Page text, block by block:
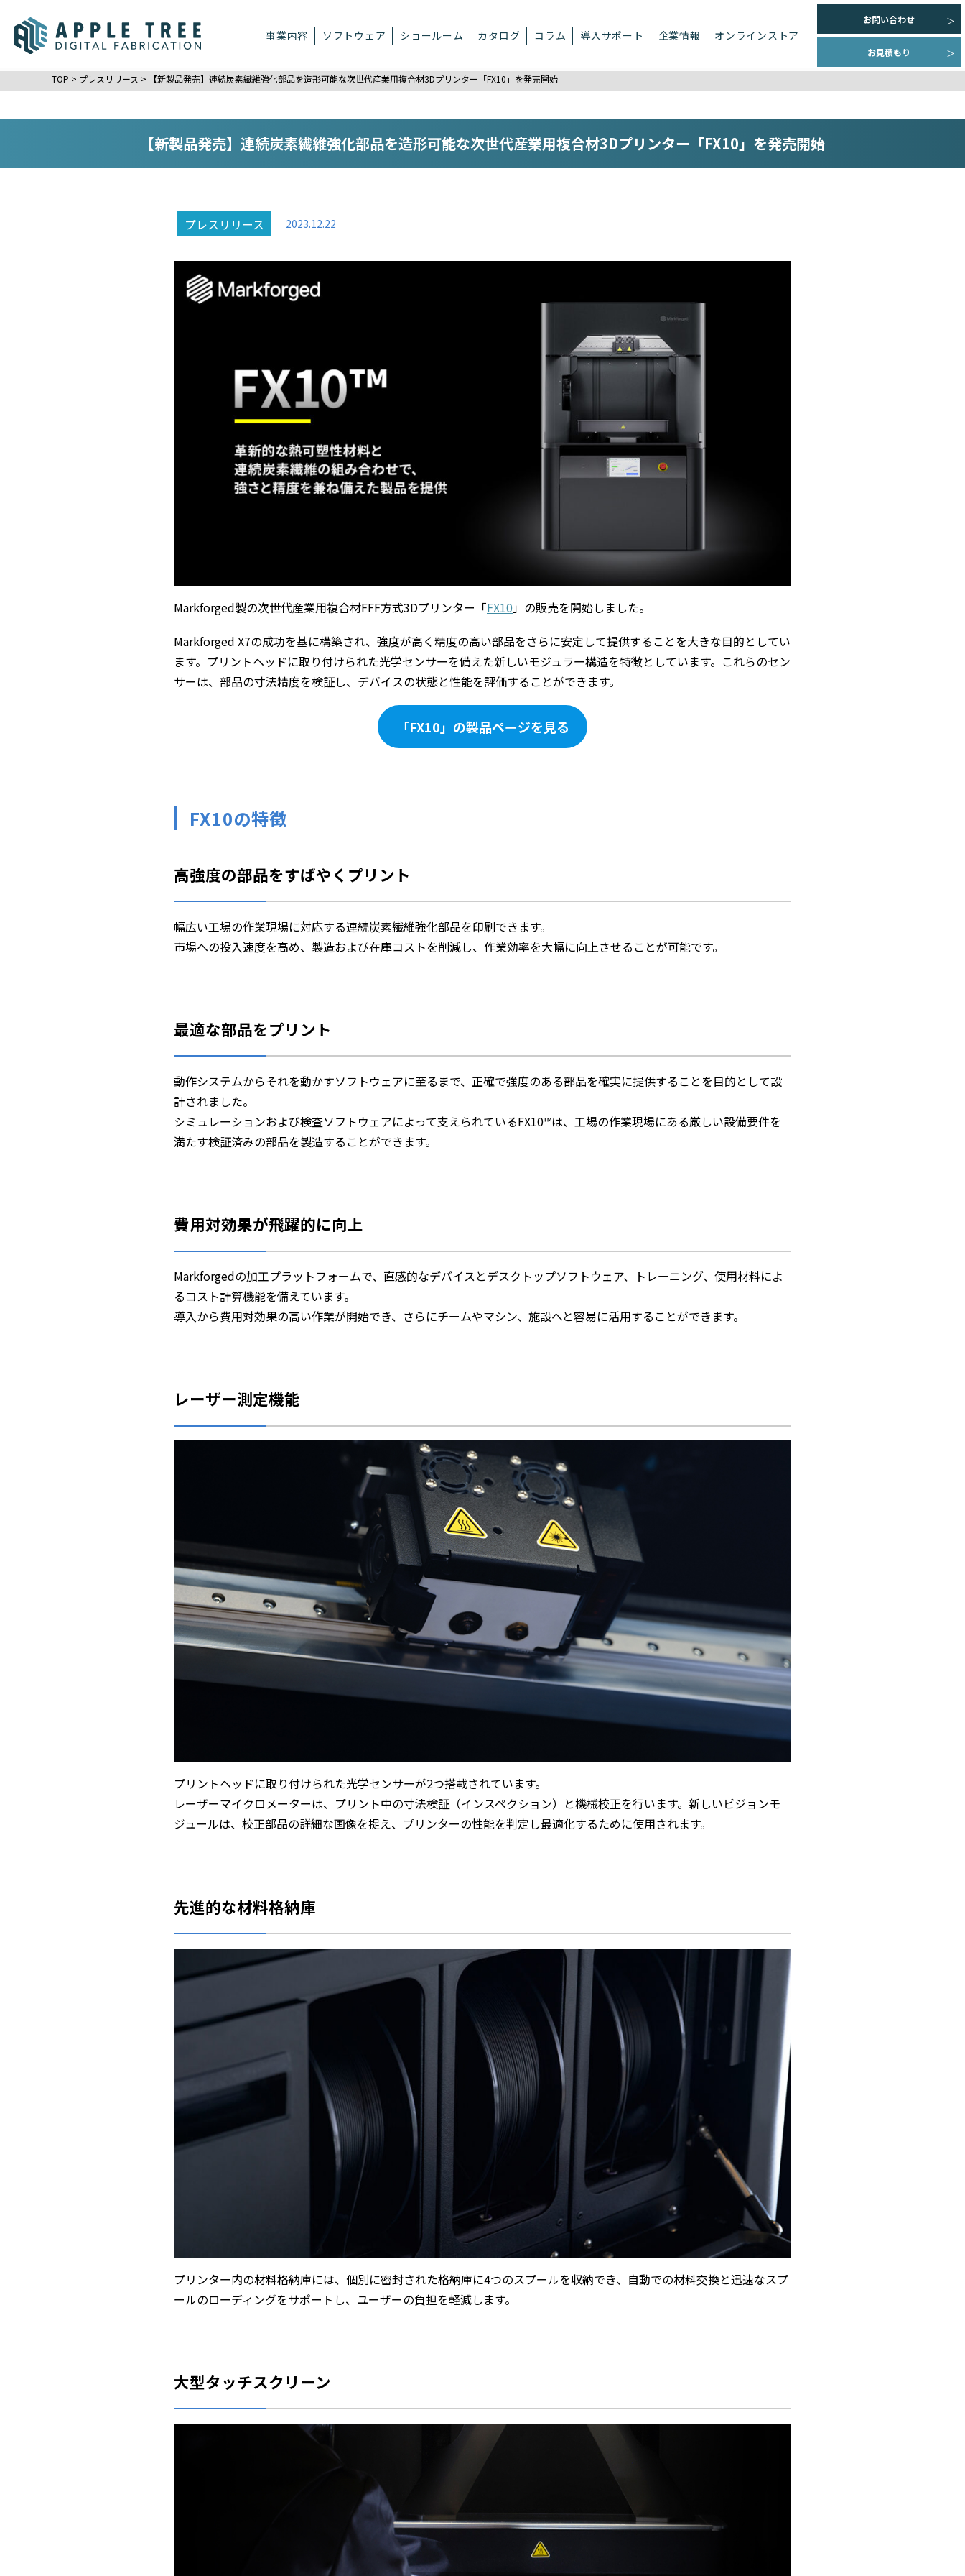
事業内容 ソフトウェア ショールーム カタログ コラム 導入サポート 企業情報 オンラインストア
お問い合わせ
お見積もり
TOP > プレスリリース > 【新製品発売】連続炭素繊維強化部品を造形可能な次世代産業用複合材3Dプリンター「FX10」を発売開始
【新製品発売】連続炭素繊維強化部品を造形可能な次世代産業用複合材3Dプリンター「FX10」を発売開始
プレスリリース 2023.12.22
Markforged製の次世代産業用複合材FFF方式3Dプリンター「FX10」の販売を開始しました。
Markforged X7の成功を基に構築され、強度が高く精度の高い部品をさらに安定して提供することを大きな目的としてい
ます。プリントヘッドに取り付けられた光学センサーを備えた新しいモジュラー構造を特徴としています。これらのセン
サーは、部品の寸法精度を検証し、デバイスの状態と性能を評価することができます。
「FX10」の製品ページを見る
FX10の特徴
高強度の部品をすばやくプリント
幅広い工場の作業現場に対応する連続炭素繊維強化部品を印刷できます。
市場への投入速度を高め、製造および在庫コストを削減し、作業効率を大幅に向上させることが可能です。
最適な部品をプリント
動作システムからそれを動かすソフトウェアに至るまで、正確で強度のある部品を確実に提供することを目的として設
計されました。
シミュレーションおよび検査ソフトウェアによって支えられているFX10™は、工場の作業現場にある厳しい設備要件を
満たす検証済みの部品を製造することができます。
費用対効果が飛躍的に向上
Markforgedの加工プラットフォームで、直感的なデバイスとデスクトップソフトウェア、トレーニング、使用材料によ
るコスト計算機能を備えています。
導入から費用対効果の高い作業が開始でき、さらにチームやマシン、施設へと容易に活用することができます。
レーザー測定機能
プリントヘッドに取り付けられた光学センサーが2つ搭載されています。
レーザーマイクロメーターは、プリント中の寸法検証（インスペクション）と機械校正を行います。新しいビジョンモ
ジュールは、校正部品の詳細な画像を捉え、プリンターの性能を判定し最適化するために使用されます。
先進的な材料格納庫
プリンター内の材料格納庫には、個別に密封された格納庫に4つのスプールを収納でき、自動での材料交換と迅速なスプ
ールのローディングをサポートし、ユーザーの負担を軽減します。
大型タッチスクリーン